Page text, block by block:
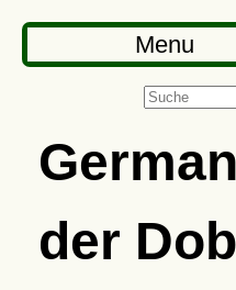
Menu
der